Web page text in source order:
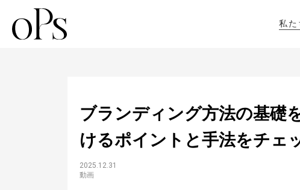
ブランディング方法の基礎
けるポイントと手法をチェ
2025.12.31
動画
私た